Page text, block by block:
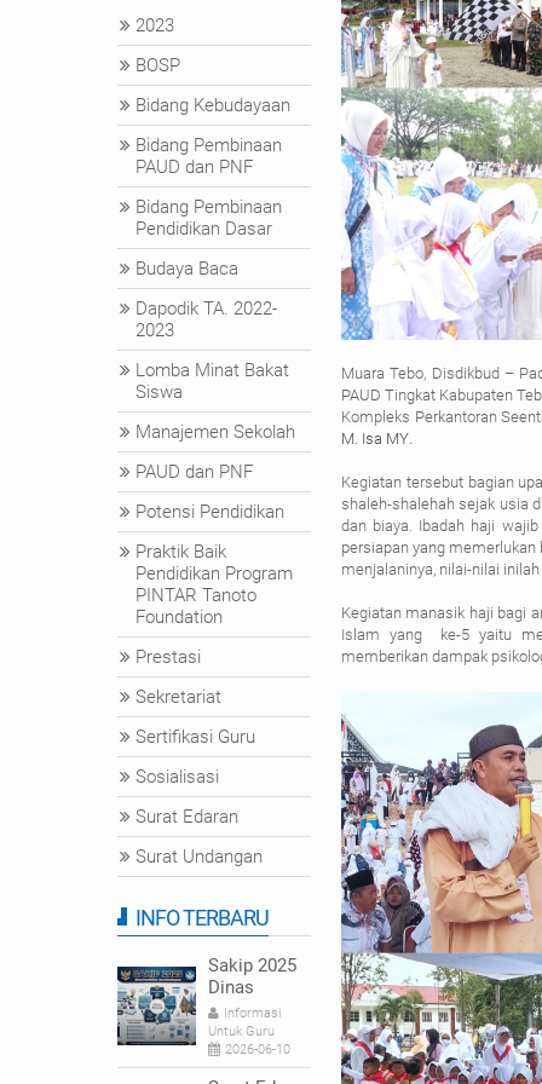
Muara Tebo, Disdikbud –
PAUD Tingkat Kabupaten
Kompleks Perkantoran
M. Isa MY.
Kegiatan tersebut bagian
shaleh-shalehah sejak usia
dan biaya. Ibadah haji
persiapan yang
menjalaninya, nilai-nilai
Kegiatan manasik haji bagi
Islam yang
ke-5 yaitu
memberikan dampak
2023
BOSP
Bidang Kebudayaan
Bidang Pembinaan
PAUD dan PNF
Bidang Pembinaan
Pendidikan Dasar
Budaya Baca
Dapodik TA. 2022-
2023
Lomba Minat Bakat
Siswa
Manajemen Sekolah
PAUD dan PNF
Potensi Pendidikan
Praktik Baik
Pendidikan Program
PINTAR Tanoto
Foundation
Prestasi
Sekretariat
Sertifikasi Guru
Sosialisasi
Surat Edaran
Surat Undangan
INFO TERBARU
Sakip 2025
Dinas
Pendidikan
dan
Kebudayaan
Informasi
Untuk Guru
2026-06-10